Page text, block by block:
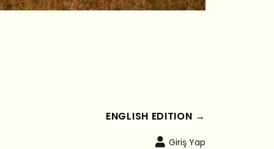
ENGLISH EDITION →
Giriş Yap